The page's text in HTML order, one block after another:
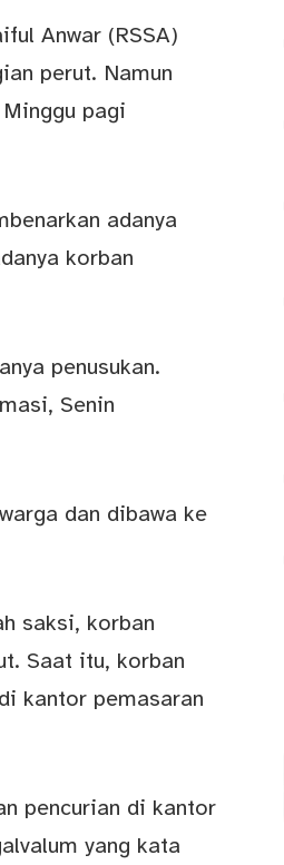
Anwar (RSSA)
perut. Namun
pagi
adanya
korban
penusukan.
Senin
dan dibawa ke
saksi, korban
Saat itu, korban
kantor pemasaran
pencurian di kantor
yang kata